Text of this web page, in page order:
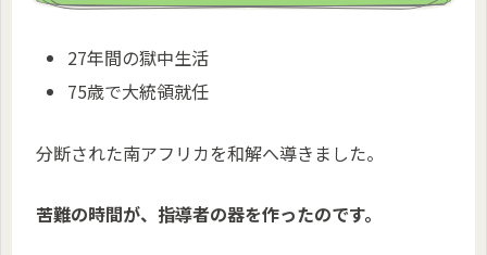
27年間の獄中生活
75歳で大統領就任
分断された南アフリカを和解へ導きました。
苦難の時間が、指導者の器を作ったのです。